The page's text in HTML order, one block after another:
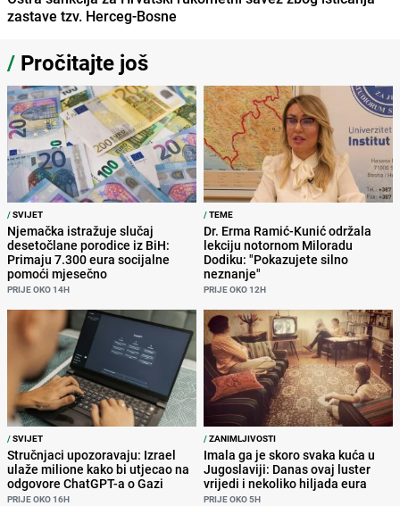
zastave tzv. Herceg-Bosne
/ Pročitajte još
/SVIJET
Njemačka istražuje slučaj
desetočlane porodice iz BiH:
Primaju 7.300 eura socijalne
pomoći mjesečno
PRIJE OKO 14H
/TEME
Dr. Erma Ramić-Kunić održala
lekciju notornom Miloradu
Dodiku: "Pokazujete silno
neznanje"
PRIJE OKO 12H
/SVIJET
Stručnjaci upozoravaju: Izrael
ulaže milione kako bi utjecao na
odgovore ChatGPT-a o Gazi
PRIJE OKO 16H
/ZANIMLJIVOSTI
Imala ga je skoro svaka kuća u
Jugoslaviji: Danas ovaj luster
vrijedi i nekoliko hiljada eura
PRIJE OKO 5H